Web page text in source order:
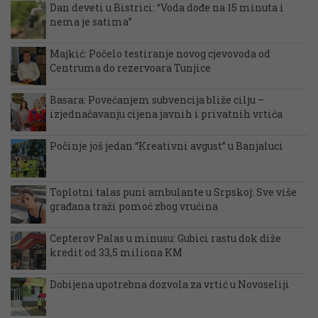
Dan deveti u Bistrici: “Voda dođe na 15 minuta i
nema je satima”
Majkić: Počelo testiranje novog cjevovoda od
Centruma do rezervoara Tunjice
Basara: Povećanjem subvencija bliže cilju –
izjednačavanju cijena javnih i privatnih vrtića
Počinje još jedan “Kreativni avgust” u Banjaluci
Toplotni talas puni ambulante u Srpskoj: Sve više
građana traži pomoć zbog vrućina
Cepterov Palas u minusu: Gubici rastu dok diže
kredit od 33,5 miliona KM
Dobijena upotrebna dozvola za vrtić u Novoseliji